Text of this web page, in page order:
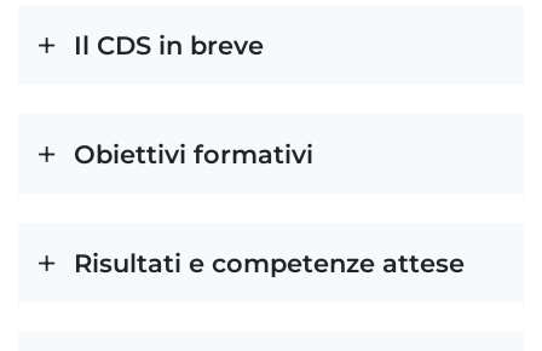
Il CDS in breve
Obiettivi formativi
Risultati e competenze attese